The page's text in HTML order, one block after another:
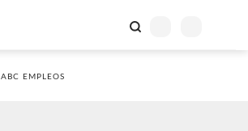
ABC EMPLEOS